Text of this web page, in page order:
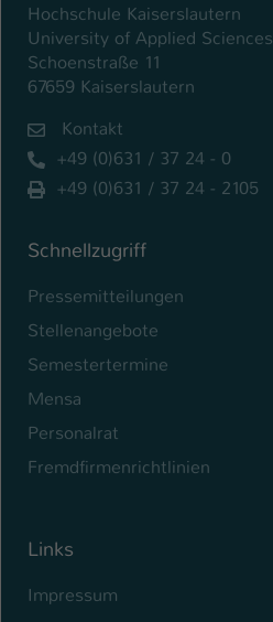
Hochschule Kaiserslautern
University of Applied Sciences
Schoenstraße 11
67659 Kaiserslautern
Kontakt
+49 (0)631 / 37 24 - 0
+49 (0)631 / 37 24 - 2105
Schnellzugriff
Pressemitteilungen
Stellenangebote
Semestertermine
Mensa
Personalrat
Fremdfirmenrichtlinien
Links
Impressum